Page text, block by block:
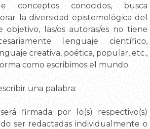
conceptos conocidos, busca
la diversidad epistemológica del
objetivo, las/os autoras/es no tiene
lenguaje científico,
creativa, poética, popular, etc.,
como escribimos el mundo.
una palabra:
firmada por lo(s) respectivo(s)
ser redactadas individualmente o